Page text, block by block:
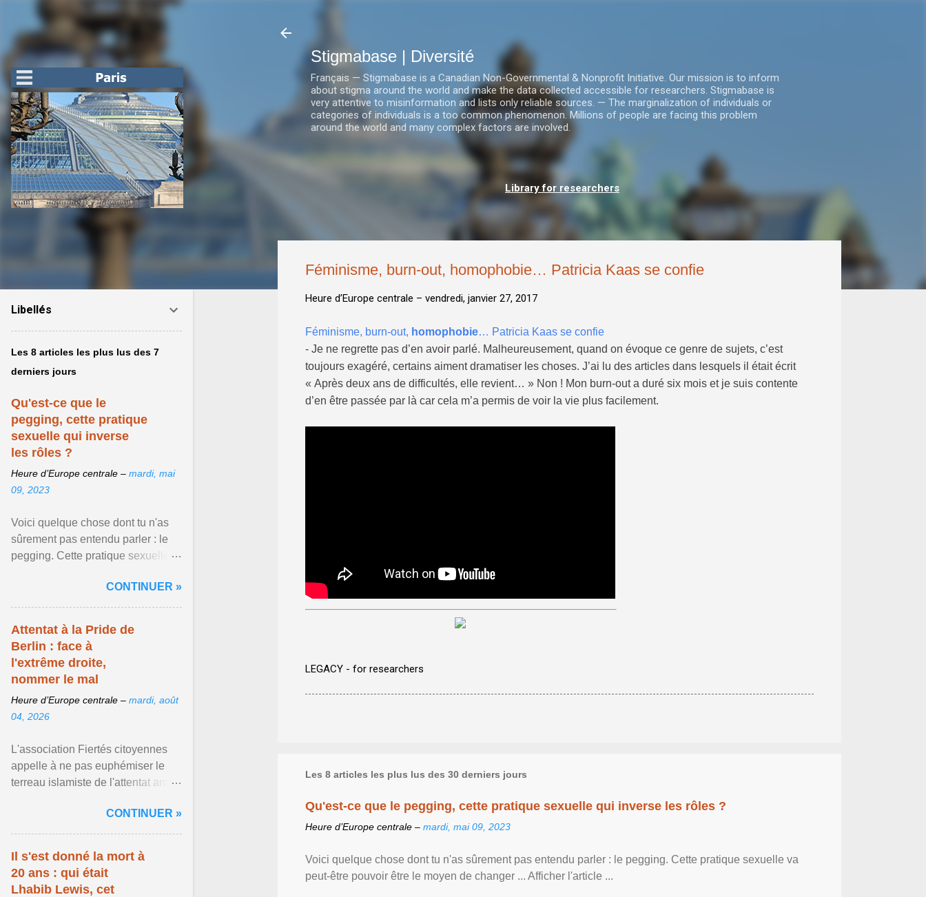
Stigmabase | Diversité
Français — Stigmabase is a Canadian Non-Governmental & Nonprofit Initiative. Our mission is to inform
about stigma around the world and make the data collected accessible for researchers. Stigmabase is
very attentive to misinformation and lists only reliable sources. — The marginalization of individuals or
categories of individuals is a too common phenomenon. Millions of people are facing this problem
around the world and many complex factors are involved.
Library for researchers
Féminisme, burn-out, homophobie… Patricia Kaas se confie
Heure d’Europe centrale – vendredi, janvier 27, 2017
Féminisme, burn-out, homophobie… Patricia Kaas se confie
- Je ne regrette pas d’en avoir parlé. Malheureusement, quand on évoque ce genre de sujets, c’est
toujours exagéré, certains aiment dramatiser les choses. J’ai lu des articles dans lesquels il était écrit
« Après deux ans de difficultés, elle revient… » Non ! Mon burn-out a duré six mois et je suis contente
d’en être passée par là car cela m’a permis de voir la vie plus facilement.
LEGACY - for researchers
Les 8 articles les plus lus des 30 derniers jours
Qu'est-ce que le pegging, cette pratique sexuelle qui inverse les rôles ?
Heure d’Europe centrale – mardi, mai 09, 2023
Voici quelque chose dont tu n'as sûrement pas entendu parler : le pegging. Cette pratique sexuelle va
peut-être pouvoir être le moyen de changer ... Afficher l'article ...
Libellés
Les 8 articles les plus lus des 7
derniers jours
Qu'est-ce que le
pegging, cette pratique
sexuelle qui inverse
les rôles ?
Heure d’Europe centrale – mardi, mai
09, 2023
Voici quelque chose dont tu n'as
sûrement pas entendu parler : le
pegging. Cette pratique sexuelle
de changer ... Afficher l'article ...
CONTINUER »
Attentat à la Pride de
Berlin : face à
l'extrême droite,
nommer le mal
Heure d’Europe centrale – mardi, août
04, 2026
L'association Fiertés citoyennes
appelle à ne pas euphémiser le
terreau islamiste de l'attentat anti-
de Berlin ... Afficher l'article ...
CONTINUER »
Il s'est donné la mort à
20 ans : qui était
Lhabib Lewis, cet